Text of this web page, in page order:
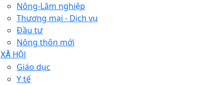
Nông-Lâm nghiệp
Thương mại - Dịch vụ
Đầu tư
Nông thôn mới
XÃ HỘI
Giáo dục
Y tế